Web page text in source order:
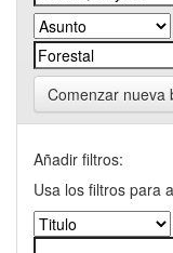
Comenzar nueva
Añadir filtros:
Usa los filtros para